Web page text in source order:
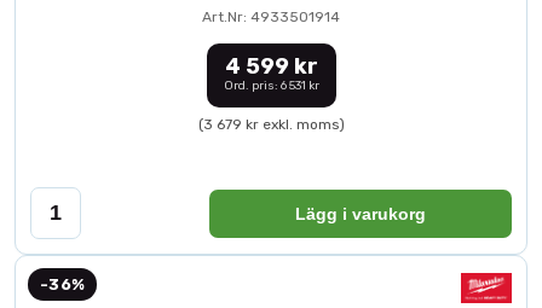
Art.Nr: 4933501914
4 599 kr
Ord. pris: 6 531 kr
(3 679 kr exkl. moms)
Lägg i varukorg
-36%